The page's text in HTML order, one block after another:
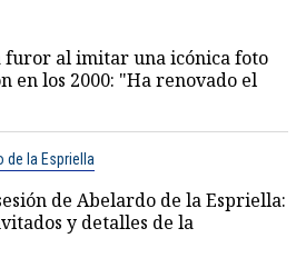
furor al imitar una icónica foto
en los 2000: "Ha renovado el
de la Espriella
de Abelardo de la Espriella:
y detalles de la